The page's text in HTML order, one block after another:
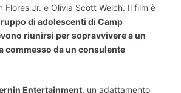
Flores Jr. e Olivia Scott Welch. Il film è
di adolescenti di Camp
riunirsi per sopravvivere a un
commesso da un consulente
Entertainment, un adattamento